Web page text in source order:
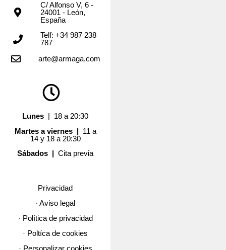
C/ Alfonso V, 6 -
24001 - León,
España
Telf: +34 987 238
787
arte@armaga.com
Lunes | 18 a 20:30
Martes a viernes | 11 a
14 y 18 a 20:30
Sábados |Cita previa
Privacidad
· Aviso legal
· Política de privacidad
· Poltíca de cookies